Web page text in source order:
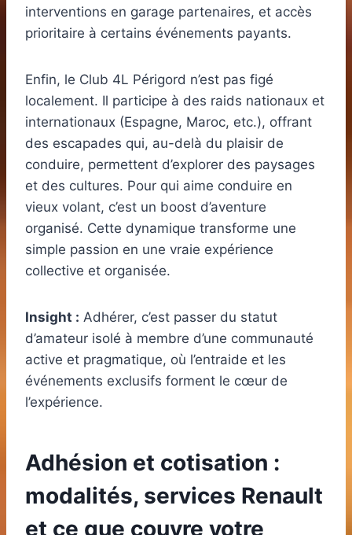
interventions en garage partenaires, et accès
prioritaire à certains événements payants.
Enfin, le Club 4L Périgord n’est pas figé
localement. Il participe à des raids nationaux et
internationaux (Espagne, Maroc, etc.), offrant
des escapades qui, au-delà du plaisir de
conduire, permettent d’explorer des paysages
et des cultures. Pour qui aime conduire en
vieux volant, c’est un boost d’aventure
organisé. Cette dynamique transforme une
simple passion en une vraie expérience
collective et organisée.
Insight : Adhérer, c’est passer du statut
d’amateur isolé à membre d’une communauté
active et pragmatique, où l’entraide et les
événements exclusifs forment le cœur de
l’expérience.
Adhésion et cotisation :
modalités, services Renault
et ce que couvre votre